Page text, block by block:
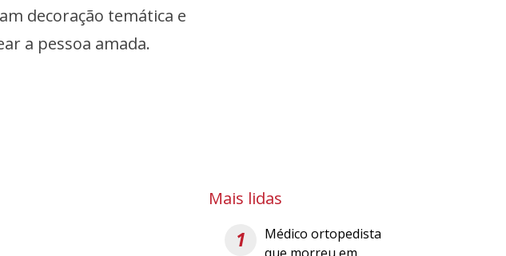
decoração temática e
a pessoa amada.
Mais lidas
1
Médico ortopedista